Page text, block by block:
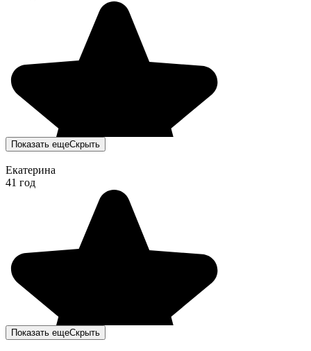
Показать ещеСкрыть
Екатерина
41 год
Показать ещеСкрыть